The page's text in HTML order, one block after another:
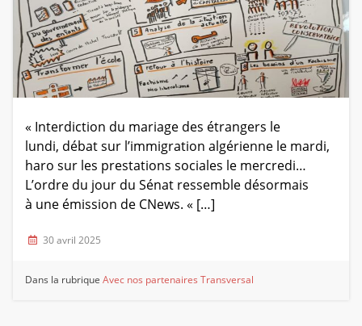
« Interdiction du mariage des étrangers le
lundi, débat sur l’immigration algérienne le mardi,
haro sur les prestations sociales le mercredi…
L’ordre du jour du Sénat ressemble désormais
à une émission de CNews. « […]
30 avril 2025
Dans la rubriqueAvec nos partenaires Transversal